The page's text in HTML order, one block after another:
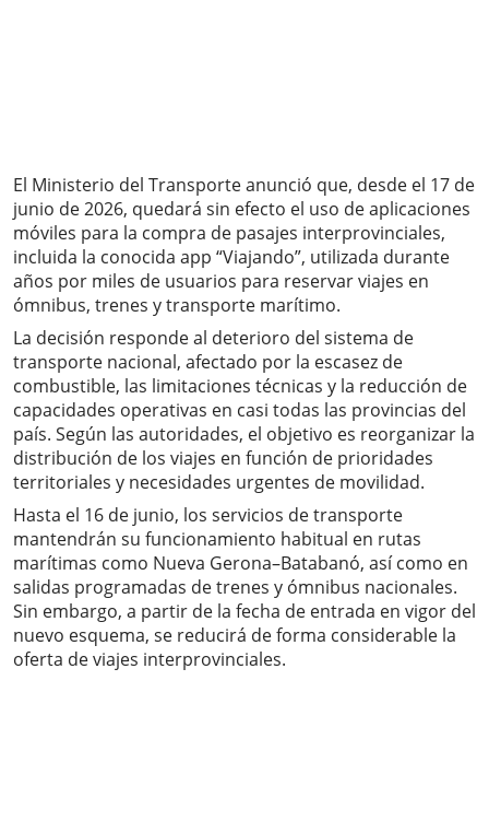
El Ministerio del Transporte anunció que, desde el 17 de
junio de 2026, quedará sin efecto el uso de aplicaciones
móviles para la compra de pasajes interprovinciales,
incluida la conocida app “Viajando”, utilizada durante
años por miles de usuarios para reservar viajes en
ómnibus, trenes y transporte marítimo.
La decisión responde al deterioro del sistema de
transporte nacional, afectado por la escasez de
combustible, las limitaciones técnicas y la reducción de
capacidades operativas en casi todas las provincias del
país. Según las autoridades, el objetivo es reorganizar la
distribución de los viajes en función de prioridades
territoriales y necesidades urgentes de movilidad.
Hasta el 16 de junio, los servicios de transporte
mantendrán su funcionamiento habitual en rutas
marítimas como Nueva Gerona–Batabanó, así como en
salidas programadas de trenes y ómnibus nacionales.
Sin embargo, a partir de la fecha de entrada en vigor del
nuevo esquema, se reducirá de forma considerable la
oferta de viajes interprovinciales.